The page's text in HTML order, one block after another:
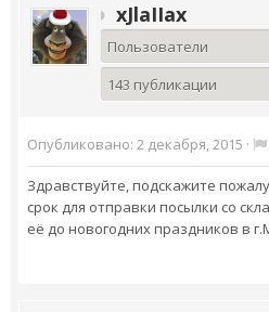
xJlaIIax
Пользователи
143 публикации
Опубликовано: 2 декабря, 2015 ·
Здравствуйте, подскажите
срок для отправки посылки со
её до новогодних праздников в